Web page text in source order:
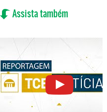
Assista também